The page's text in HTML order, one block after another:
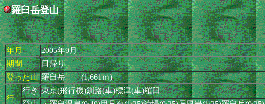
羅臼岳登山
年月
2005年9月
期間
日帰り
登った山 羅臼岳 (1,661ｍ)
行
行き 東京(飛行機)釧路(車)標津(車)羅臼